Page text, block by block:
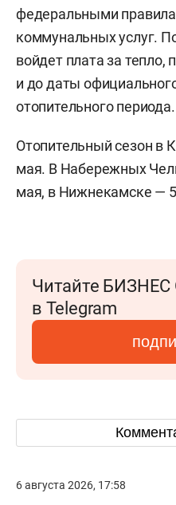
федеральными
коммунальных услуг.
войдет плата за тепло,
и до даты
отопительного периода.
Отопительный сезон в
мая. В Набережных
мая, в Нижнекамске —
Читайте БИЗНЕС
в Telegram
6 августа 2026, 17:58